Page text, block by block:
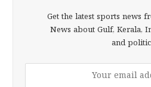
Get the latest sports news
News about Gulf, Kerala,
and